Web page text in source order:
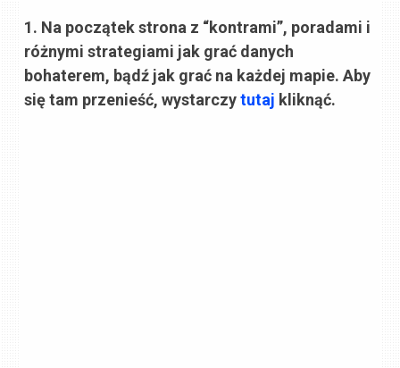
1. Na początek strona z “kontrami”, poradami i
różnymi strategiami jak grać danych
bohaterem, bądź jak grać na każdej mapie. Aby
się tam przenieść, wystarczytutaj kliknąć.